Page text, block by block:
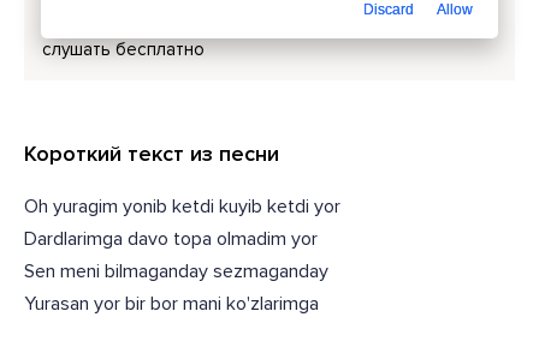
слушать бесплатно
Короткий текст из песни
Oh yuragim yonib ketdi kuyib ketdi yor
Dardlarimga davo topa olmadim yor
Sen meni bilmaganday sezmaganday
Yurasan yor bir bor mani ko'zlarimga
Discard Allow